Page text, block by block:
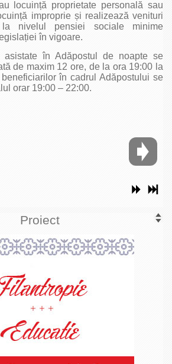
locuință proprietate personală sau
improprie și realizează venituri
nivelul pensiei sociale minime
în vigoare.
asistate în Adăpostul de noapte se
de maxim 12 ore, de la ora 19:00 la
în cadrul Adăpostului se
orar 19:00 – 22:00.
Proiect